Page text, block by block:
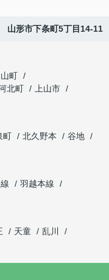
山形市下条町5丁目14-11
町
北町
上山市
町 北久野本
谷地
羽越本線
天童
乱川